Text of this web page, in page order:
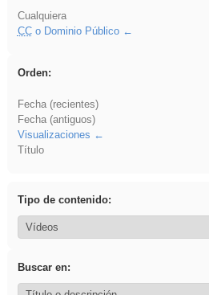
Cualquiera
CCo Dominio Público
Orden:
Fecha (recientes)
Fecha (antiguos)
Visualizaciones
Título
Tipo de contenido:
Buscar en: